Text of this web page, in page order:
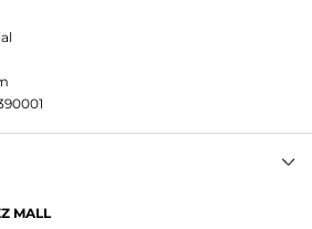
liso e laterais arredondadas. Traz
MALL